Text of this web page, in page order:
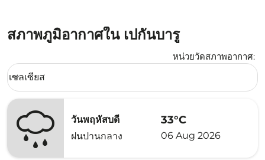
สภาพภูมิอากาศใน เปกันบารู
หน่วยวัดสภาพอากาศ:
Weather unit option เซลเซียส Selected
เซลเซียส
keyboard_arrow_down
วันพฤหัสบดี
ฝนปานกลาง
33°C
06 Aug 2026